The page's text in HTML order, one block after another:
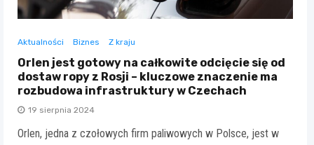
Aktualności Biznes Z kraju
Orlen jest gotowy na całkowite odcięcie się od
dostaw ropy z Rosji – kluczowe znaczenie ma
rozbudowa infrastruktury w Czechach
19 sierpnia 2024
Orlen, jedna z czołowych firm paliwowych w Polsce, jest w